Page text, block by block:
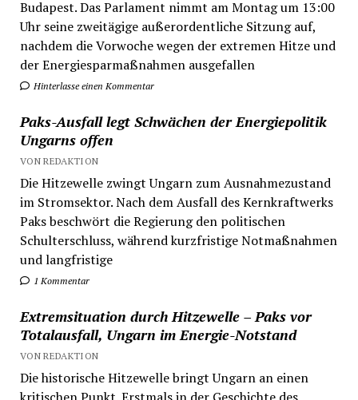
Budapest. Das Parlament nimmt am Montag um 13:00
Uhr seine zweitägige außerordentliche Sitzung auf,
nachdem die Vorwoche wegen der extremen Hitze und
der Energiesparmaßnahmen ausgefallen
Hinterlasse einen Kommentar
Paks-Ausfall legt Schwächen der Energiepolitik
Ungarns offen
VON REDAKTION
Die Hitzewelle zwingt Ungarn zum Ausnahmezustand
im Stromsektor. Nach dem Ausfall des Kernkraftwerks
Paks beschwört die Regierung den politischen
Schulterschluss, während kurzfristige Notmaßnahmen
und langfristige
1 Kommentar
Extremsituation durch Hitzewelle – Paks vor
Totalausfall, Ungarn im Energie-Notstand
VON REDAKTION
Die historische Hitzewelle bringt Ungarn an einen